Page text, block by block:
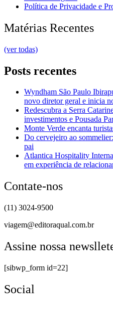
Política de Privacidade e
Matérias Recentes
(ver todas)
Posts recentes
Wyndham São Paulo
novo diretor geral e inicia
Redescubra a Serra
investimentos e Pousada
Monte Verde encanta
Do cervejeiro ao
pai
Atlantica Hospitality
em experiência de
Contate-nos
(11) 3024-9500
viagem@editoraqual.com.br
Assine nossa
[sibwp_form id=22]
Social